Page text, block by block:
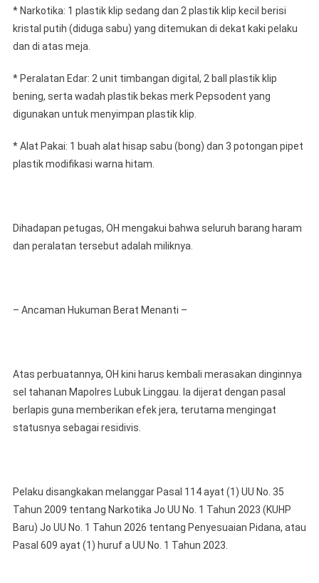
* Narkotika: 1 plastik klip sedang dan 2 plastik klip kecil berisi
kristal putih (diduga sabu) yang ditemukan di dekat kaki pelaku
dan di atas meja.
* Peralatan Edar: 2 unit timbangan digital, 2 ball plastik klip
bening, serta wadah plastik bekas merk Pepsodent yang
digunakan untuk menyimpan plastik klip.
* Alat Pakai: 1 buah alat hisap sabu (bong) dan 3 potongan pipet
plastik modifikasi warna hitam.
Dihadapan petugas, OH mengakui bahwa seluruh barang haram
dan peralatan tersebut adalah miliknya.
– Ancaman Hukuman Berat Menanti –
Atas perbuatannya, OH kini harus kembali merasakan dinginnya
sel tahanan Mapolres Lubuk Linggau. Ia dijerat dengan pasal
berlapis guna memberikan efek jera, terutama mengingat
statusnya sebagai residivis.
Pelaku disangkakan melanggar Pasal 114 ayat (1) UU No. 35
Tahun 2009 tentang Narkotika Jo UU No. 1 Tahun 2023 (KUHP
Baru) Jo UU No. 1 Tahun 2026 tentang Penyesuaian Pidana, atau
Pasal 609 ayat (1) huruf a UU No. 1 Tahun 2023.